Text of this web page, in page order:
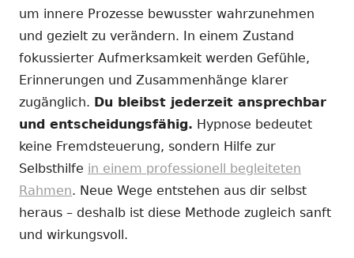
um innere Prozesse bewusster wahrzunehmen
und gezielt zu verändern. In einem Zustand
fokussierter Aufmerksamkeit werden Gefühle,
Erinnerungen und Zusammenhänge klarer
zugänglich. Du bleibst jederzeit ansprechbar
und entscheidungsfähig. Hypnose bedeutet
keine Fremdsteuerung, sondern Hilfe zur
Selbsthilfe in einem professionell begleiteten
Rahmen. Neue Wege entstehen aus dir selbst
heraus – deshalb ist diese Methode zugleich sanft
und wirkungsvoll.